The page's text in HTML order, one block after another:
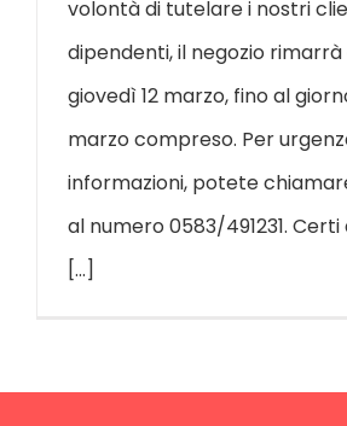
volontà di tutelare i nostri
dipendenti, il negozio rimarrà
giovedì 12 marzo, fino al
marzo compreso. Per
informazioni, potete
al numero 0583/491231.
[...]